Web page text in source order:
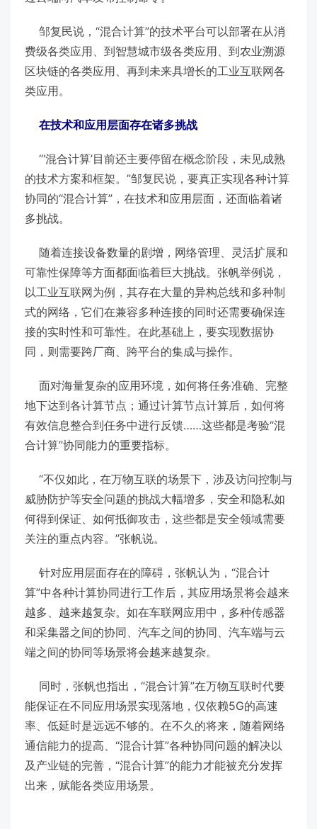
邹复民说，“混合计算”的技术平台可以部署在从消
费级各类应用、到智慧城市级各类应用、到农业溯源
区块链的各类应用、再到未来具增长的工业互联网各
类应用。
在技术和应用层面存在诸多挑战
“‘混合计算’目前还主要停留在概念阶段，未见成熟
的技术方案和框架。”邹复民说，要真正实现各种计算
协同的“混合计算”，在技术和应用层面，还面临着诸
多挑战。
随着连接设备数量的剧增，网络管理、灵活扩展和
可靠性保障等方面都面临着巨大挑战。张帆举例说，
以工业互联网为例，其存在大量的异构总线和多种制
式的网络，它们在兼容多种连接的同时还需要确保连
接的实时性和可靠性。在此基础上，要实现数据协
同，则需要跨厂商、跨平台的集成与操作。
面对海量复杂的应用环境，如何将任务准确、完整
地下达到各计算节点；通过计算节点计算后，如何将
有效信息整合到任务中进行反馈……这些都是考验“混
合计算”协同能力的重要指标。
“不仅如此，在万物互联的场景下，涉及访问控制与
威胁防护等安全问题的挑战大幅增多，安全和隐私如
何得到保证、如何抵御攻击，这些都是安全领域需要
关注的重点内容。”张帆说。
针对应用层面存在的障碍，张帆认为，“混合计
算”中各种计算协同进行工作后，其应用场景将会越来
越多、越来越复杂。如在车联网应用中，多种传感器
和采集器之间的协同、汽车之间的协同、汽车端与云
端之间的协同等场景将会越来越复杂。
同时，张帆也指出，“混合计算”在万物互联时代要
能保证在不同应用场景实现落地，仅依赖5G的高速
率、低延时是远远不够的。在不久的将来，随着网络
通信能力的提高、“混合计算”各种协同问题的解决以
及产业链的完善，“混合计算”的能力才能被充分发挥
出来，赋能各类应用场景。